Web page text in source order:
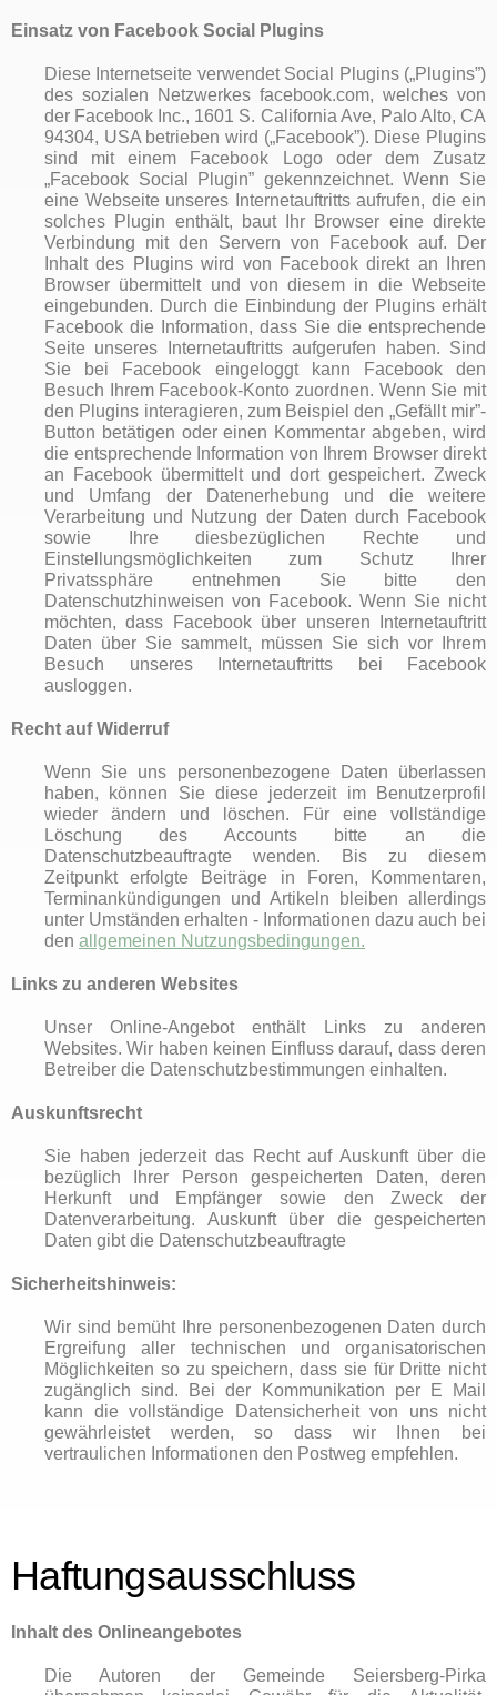
Einsatz von Facebook Social Plugins
Diese Internetseite verwendet Social Plugins („Plugins”)
des sozialen Netzwerkes facebook.com, welches von
der Facebook Inc., 1601 S. California Ave, Palo Alto, CA
94304, USA betrieben wird („Facebook”). Diese Plugins
sind mit einem Facebook Logo oder dem Zusatz
„Facebook Social Plugin” gekennzeichnet. Wenn Sie
eine Webseite unseres Internetauftritts aufrufen, die ein
solches Plugin enthält, baut Ihr Browser eine direkte
Verbindung mit den Servern von Facebook auf. Der
Inhalt des Plugins wird von Facebook direkt an Ihren
Browser übermittelt und von diesem in die Webseite
eingebunden. Durch die Einbindung der Plugins erhält
Facebook die Information, dass Sie die entsprechende
Seite unseres Internetauftritts aufgerufen haben. Sind
Sie bei Facebook eingeloggt kann Facebook den
Besuch Ihrem Facebook-Konto zuordnen. Wenn Sie mit
den Plugins interagieren, zum Beispiel den „Gefällt mir”-
Button betätigen oder einen Kommentar abgeben, wird
die entsprechende Information von Ihrem Browser direkt
an Facebook übermittelt und dort gespeichert. Zweck
und Umfang der Datenerhebung und die weitere
Verarbeitung und Nutzung der Daten durch Facebook
sowie Ihre diesbezüglichen Rechte und
Einstellungsmöglichkeiten zum Schutz Ihrer
Privatssphäre entnehmen Sie bitte den
Datenschutzhinweisen von Facebook. Wenn Sie nicht
möchten, dass Facebook über unseren Internetauftritt
Daten über Sie sammelt, müssen Sie sich vor Ihrem
Besuch unseres Internetauftritts bei Facebook
ausloggen.
Recht auf Widerruf
Wenn Sie uns personenbezogene Daten überlassen
haben, können Sie diese jederzeit im Benutzerprofil
wieder ändern und löschen. Für eine vollständige
Löschung des Accounts bitte an die
Datenschutzbeauftragte wenden. Bis zu diesem
Zeitpunkt erfolgte Beiträge in Foren, Kommentaren,
Terminankündigungen und Artikeln bleiben allerdings
unter Umständen erhalten - Informationen dazu auch bei
den allgemeinen Nutzungsbedingungen.
Links zu anderen Websites
Unser Online-Angebot enthält Links zu anderen
Websites. Wir haben keinen Einfluss darauf, dass deren
Betreiber die Datenschutzbestimmungen einhalten.
Auskunftsrecht
Sie haben jederzeit das Recht auf Auskunft über die
bezüglich Ihrer Person gespeicherten Daten, deren
Herkunft und Empfänger sowie den Zweck der
Datenverarbeitung. Auskunft über die gespeicherten
Daten gibt die Datenschutzbeauftragte
Sicherheitshinweis:
Wir sind bemüht Ihre personenbezogenen Daten durch
Ergreifung aller technischen und organisatorischen
Möglichkeiten so zu speichern, dass sie für Dritte nicht
zugänglich sind. Bei der Kommunikation per E Mail
kann die vollständige Datensicherheit von uns nicht
gewährleistet werden, so dass wir Ihnen bei
vertraulichen Informationen den Postweg empfehlen.
Haftungsausschluss
Inhalt des Onlineangebotes
Die Autoren der Gemeinde Seiersberg-Pirka